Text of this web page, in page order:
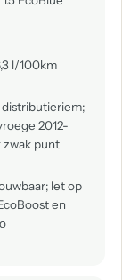
l/100km
distributieriem;
2012-
zwak punt
let op
en